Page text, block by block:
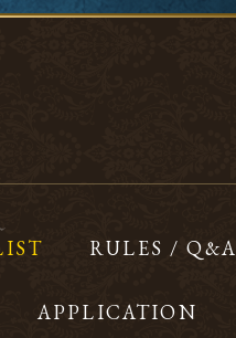
RULES / Q&A
APPLICATION